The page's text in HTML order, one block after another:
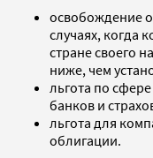
освобождение
случаях, когда
стране своего
ниже, чем
льгота по
банков и
льгота для
облигации.